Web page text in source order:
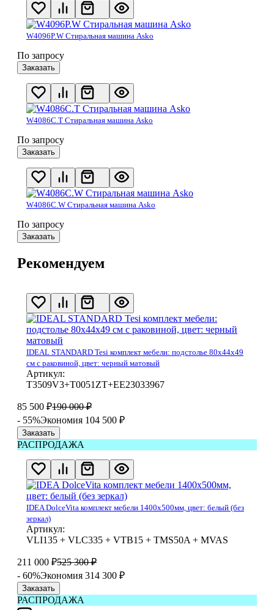
W4096P.W Стиральная машина Asko
По запросу
Заказать
W4086C.T Стиральная машина Asko
По запросу
Заказать
W4086C.W Стиральная машина Asko
По запросу
Заказать
Рекомендуем
IDEAL STANDARD Tesi комплект мебели: подстолье 80x44x49
см с раковиной, цвет: черный матовый
Артикул:
T3509V3+T0051ZT+EE23033967
85 500 ₽190 000 ₽
- 55%Экономия 104 500 ₽
Заказать
РАСПРОДАЖА
IDEA DolceVita комплект мебели 1400x500мм, цвет: белый (без
зеркал)
Артикул:
VLI135 + VLC335 + VTB15 + TMS50A + MVAS
211 000 ₽525 300 ₽
- 60%Экономия 314 300 ₽
Заказать
РАСПРОДАЖА